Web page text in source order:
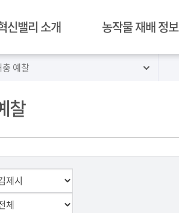
신밸리 소개
안내
소개
농작물 재배 정보
혁신밸리 재배 작물
예찰
찰